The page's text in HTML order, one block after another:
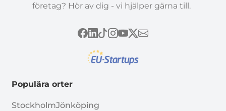
företag? Hör av dig - vi hjälper gärna till.
Populära orter
StockholmJönköping